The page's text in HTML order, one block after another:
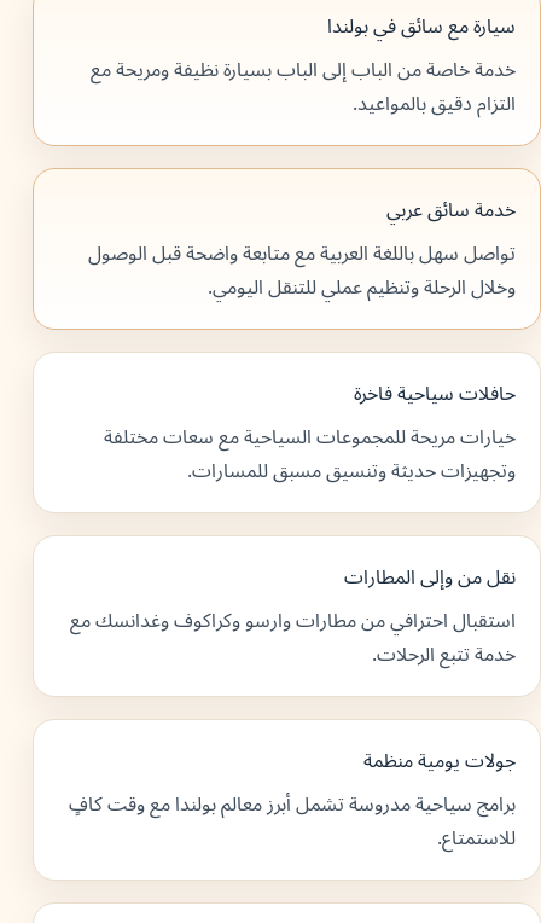
سيارة مع سائق في بولندا
خدمة خاصة من الباب إلى الباب بسيارة نظيفة ومريحة مع
التزام دقيق بالمواعيد.
خدمة سائق عربي
تواصل سهل باللغة العربية مع متابعة واضحة قبل الوصول
وخلال الرحلة وتنظيم عملي للتنقل اليومي.
حافلات سياحية فاخرة
خيارات مريحة للمجموعات السياحية مع سعات مختلفة
وتجهيزات حديثة وتنسيق مسبق للمسارات.
نقل من وإلى المطارات
استقبال احترافي من مطارات وارسو وكراكوف وغدانسك مع
خدمة تتبع الرحلات.
جولات يومية منظمة
برامج سياحية مدروسة تشمل أبرز معالم بولندا مع وقت كافٍ
للاستمتاع.